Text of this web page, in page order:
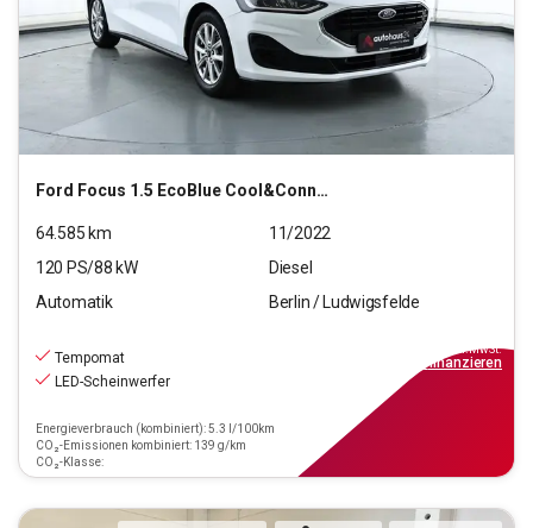
Ford Focus 1.5 EcoBlue Cool&Connect S/S (EURO 6d)
64.585 km
11/2022
120 PS/88 kW
Diesel
Automatik
Berlin / Ludwigsfelde
Tempomat
LED-Scheinwerfer
Energieverbrauch (kombiniert): 5.3 l/100km
CO₂-Emissionen kombiniert: 139 g/km
CO₂-Klasse:
inkl.MwSt.
finanzieren